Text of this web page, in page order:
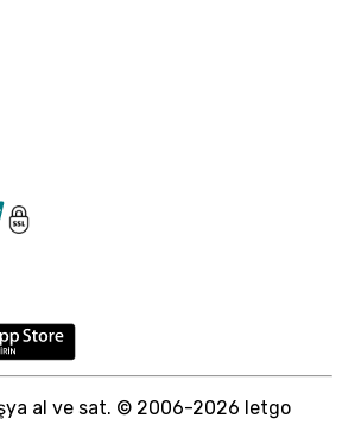
al ve sat. © 2006-2026 letgo